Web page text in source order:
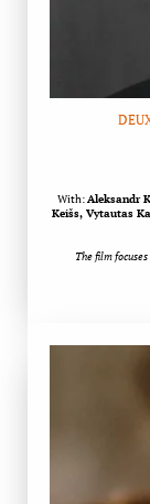
With:Aleksandr
Keišs, Vytautas
The film